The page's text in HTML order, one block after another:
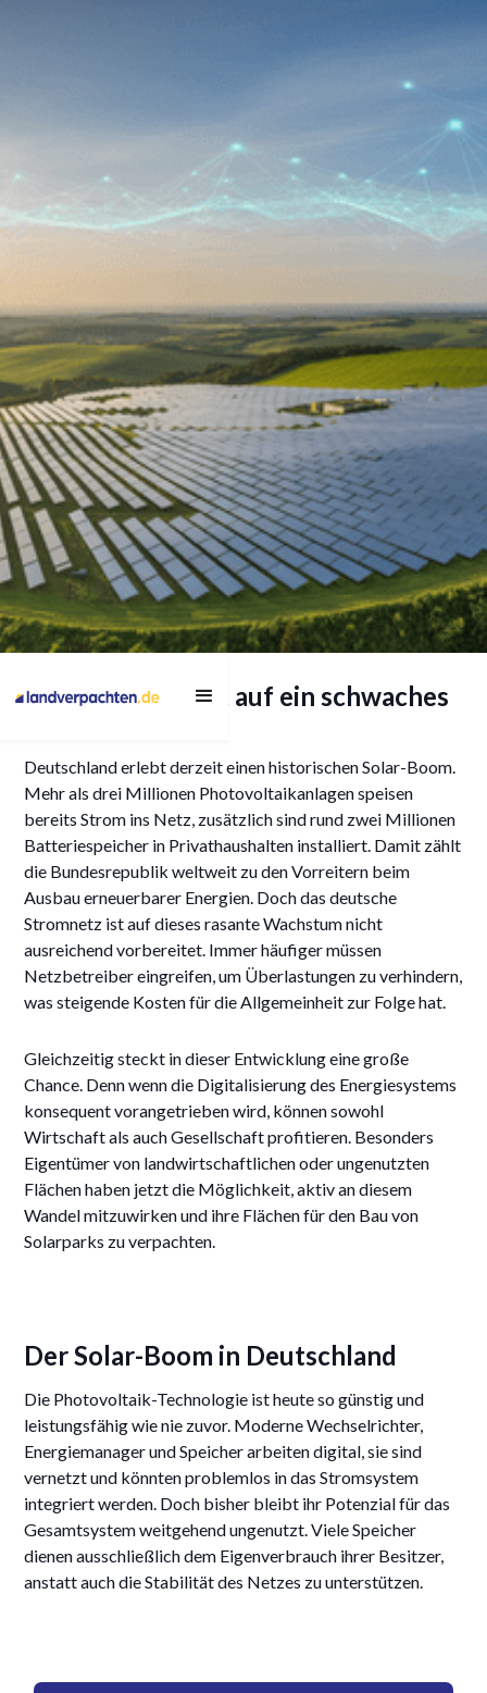
Herausforderung als
und Energiewende
13/7/2025
Solar-Boom trifft auf ein schwaches
Deutschland erlebt derzeit einen historischen Solar-Boom.
Mehr als drei Millionen Photovoltaikanlagen speisen
bereits Strom ins Netz, zusätzlich sind rund zwei Millionen
Batteriespeicher in Privathaushalten installiert. Damit zählt
die Bundesrepublik weltweit zu den Vorreitern beim
Ausbau erneuerbarer Energien. Doch das deutsche
Stromnetz ist auf dieses rasante Wachstum nicht
ausreichend vorbereitet. Immer häufiger müssen
Netzbetreiber eingreifen, um Überlastungen zu verhindern,
was steigende Kosten für die Allgemeinheit zur Folge hat.
Gleichzeitig steckt in dieser Entwicklung eine große
Chance. Denn wenn die Digitalisierung des Energiesystems
konsequent vorangetrieben wird, können sowohl
Wirtschaft als auch Gesellschaft profitieren. Besonders
Eigentümer von landwirtschaftlichen oder ungenutzten
Flächen haben jetzt die Möglichkeit, aktiv an diesem
Wandel mitzuwirken und ihre Flächen für den Bau von
Solarparks zu verpachten.
Der Solar-Boom in Deutschland
Die Photovoltaik-Technologie ist heute so günstig und
leistungsfähig wie nie zuvor. Moderne Wechselrichter,
Energiemanager und Speicher arbeiten digital, sie sind
vernetzt und könnten problemlos in das Stromsystem
integriert werden. Doch bisher bleibt ihr Potenzial für das
Gesamtsystem weitgehend ungenutzt. Viele Speicher
dienen ausschließlich dem Eigenverbrauch ihrer Besitzer,
anstatt auch die Stabilität des Netzes zu unterstützen.